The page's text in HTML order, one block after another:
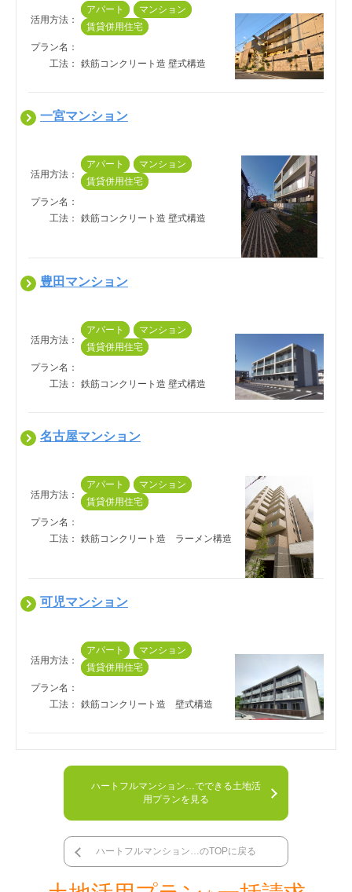
活用方法：
アパート
マンション
賃貸併用住宅
プラン名：
工法：
鉄筋コンクリート造 壁式構造
一宮マンション
活用方法：
アパート
マンション
賃貸併用住宅
プラン名：
工法：
鉄筋コンクリート造 壁式構造
豊田マンション
活用方法：
アパート
マンション
賃貸併用住宅
プラン名：
工法：
鉄筋コンクリート造 壁式構造
名古屋マンション
活用方法：
アパート
マンション
賃貸併用住宅
プラン名：
工法：
鉄筋コンクリート造　ラーメン構造
可児マンション
活用方法：
アパート
マンション
賃貸併用住宅
プラン名：
工法：
鉄筋コンクリート造　壁式構造
ハートフルマンション…のTOPに戻る
ハートフルマンション…でできる土地活
用プランを見る